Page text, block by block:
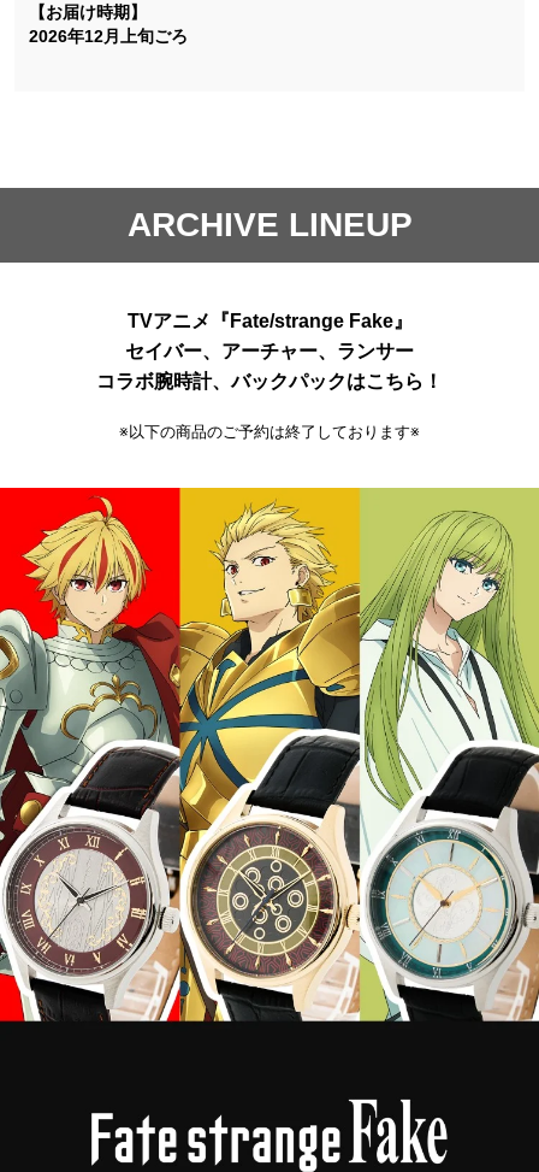
【お届け時期】
2026年12月上旬ごろ
ARCHIVE LINEUP
TVアニメ『Fate/strange Fake』
セイバー、アーチャー、ランサー
コラボ腕時計、バックパックはこちら！
※以下の商品のご予約は終了しております※